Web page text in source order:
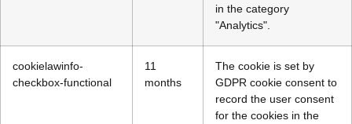
in the category
"Analytics".
cookielawinfo-
checkbox-functional
11
months
The cookie is set by
GDPR cookie consent to
record the user consent
for the cookies in the